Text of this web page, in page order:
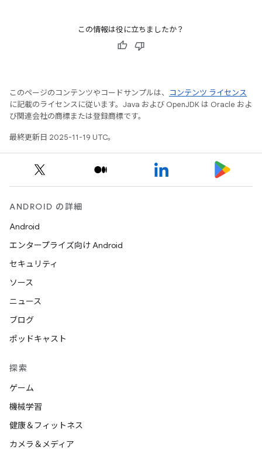
この情報は役に立ちましたか？
このページのコンテンツやコードサンプルは、
コンテンツ ライセンス
に記載のライセンスに従います。Java および OpenJDK は Oracle およ
び関連会社の商標または登録商標です。
最終更新日 2025-11-19 UTC。
ANDROID の詳細
Android
エンタープライズ向け Android
セキュリティ
ソース
ニュース
ブログ
ポッドキャスト
探索
ゲーム
機械学習
健康＆フィットネス
カメラ＆メディア